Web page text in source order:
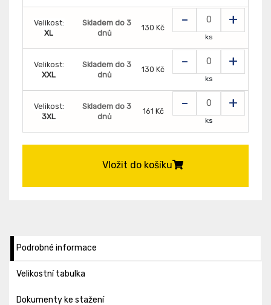
Velikost:
XL
Skladem do 3
dnů
130 Kč - +
ks
Velikost:
XXL
Skladem do 3
dnů
130 Kč - +
ks
Velikost:
3XL
Skladem do 3
dnů
161 Kč - +
ks
Vložit do košíku
Podrobné informace
Velikostní tabulka
Dokumenty ke stažení